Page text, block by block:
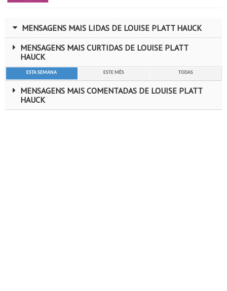
MENSAGENS MAIS LIDAS DE LOUISE PLATT HAUCK
MENSAGENS MAIS CURTIDAS DE LOUISE PLATT
HAUCK
ESTA SEMANA ESTE MÊS TODAS
MENSAGENS MAIS COMENTADAS DE LOUISE PLATT
HAUCK